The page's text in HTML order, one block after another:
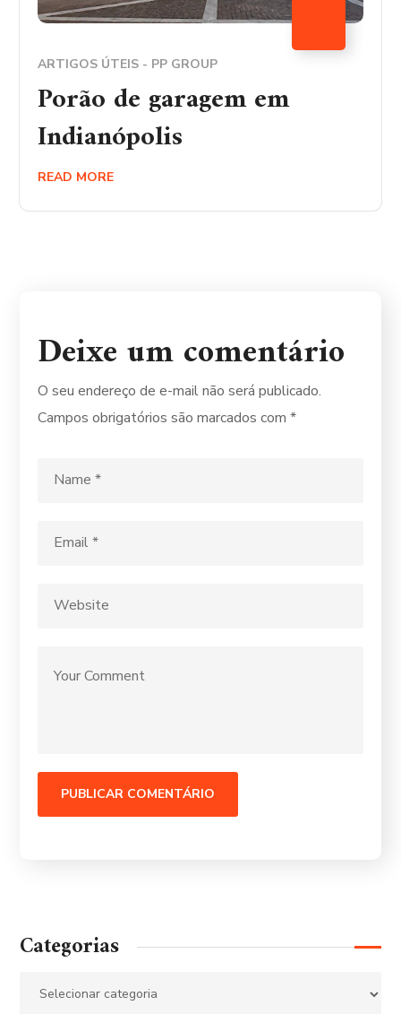
ARTIGOS ÚTEIS - PP GROUP
Porão de garagem em
Indianópolis
READ MORE
Deixe um comentário
O seu endereço de e-mail não será publicado.
Campos obrigatórios são marcados com*
Categorias